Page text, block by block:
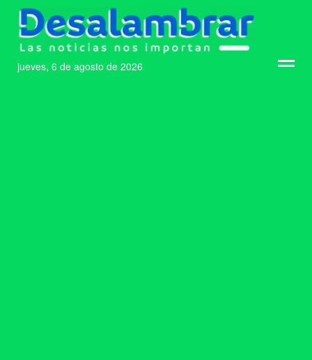
jueves, 6 de agosto de 2026